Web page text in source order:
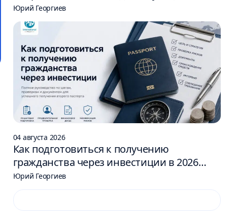
ограничения
Юрий Георгиев
04 августа 2026
Как подготовиться к получению
гражданства через инвестиции в 2026
году: 6 шагов
Юрий Георгиев